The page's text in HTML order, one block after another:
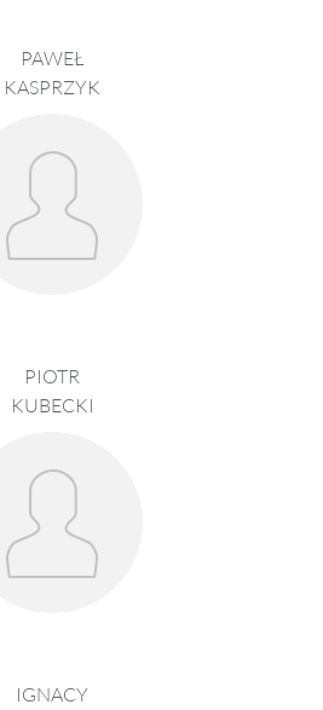
PAWEŁ
KASPRZYK
PIOTR
KUBECKI
IGNACY